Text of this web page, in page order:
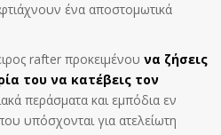
ένα αποστομωτικά
rafter προκειμένου να ζήσεις
του να κατέβεις τον
περάσματα και εμπόδια εν
υπόσχονται για ατελείωτη